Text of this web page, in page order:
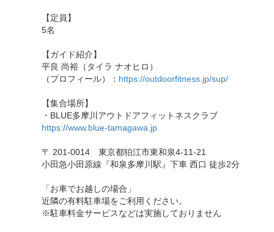
【定員】
5名
【ガイド紹介】
平良 尚裕（タイラ ナオヒロ）
（プロフィール）： https://outdoorfitness.jp/sup/
【集合場所】
・BLUE多摩川アウトドアフィットネスクラブ
https://www.blue-tamagawa.jp
〒 201-0014 東京都狛江市東和泉4-11-21
小田急小田原線『和泉多摩川駅』下車 西口 徒歩2分
「お車でお越しの場合」
近隣の有料駐車場をご利用ください。
※駐車料金サービスなどは実施しておりません